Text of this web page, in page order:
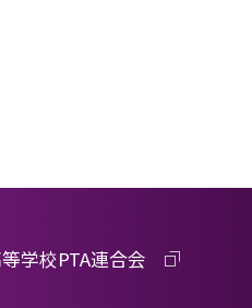
学校PTA連合会